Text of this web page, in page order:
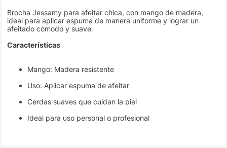
Brocha Jessamy para afeitar chica, con mango de madera,
ideal para aplicar espuma de manera uniforme y lograr un
afeitado cómodo y suave.
Características
Mango: Madera resistente
Uso: Aplicar espuma de afeitar
Cerdas suaves que cuidan la piel
Ideal para uso personal o profesional